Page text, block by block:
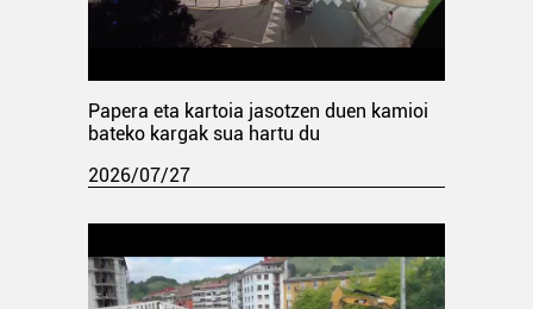
Papera eta kartoia jasotzen duen kamioi
bateko kargak sua hartu du
2026/07/27